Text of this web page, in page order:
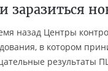
заразиться
назад Центры
в котором
результаты